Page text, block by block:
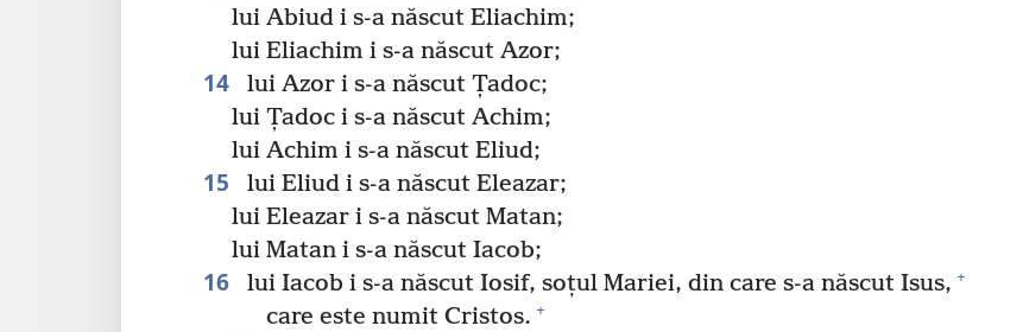
lui Abiud i s-a născut Eliachim;
lui Eliachim i s-a născut Azor;
14
lui Azor i s-a născut Țadoc;
lui Țadoc i s-a născut Achim;
lui Achim i s-a născut Eliud;
15
lui Eliud i s-a născut Eleazar;
lui Eleazar i s-a născut Matan;
lui Matan i s-a născut Iacob;
16 lui Iacob i s-a născut Iosif, soțul Mariei, din care s-a născut Isus, +
care este numit Cristos. +